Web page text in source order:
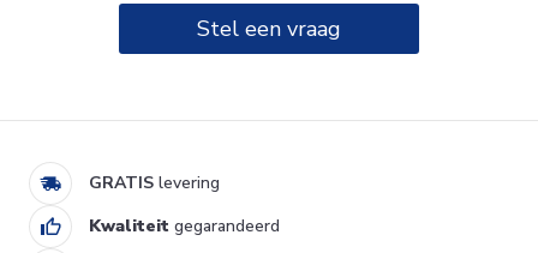
SUN WASTAFEL 400X400
Stel een vraag
GRATIS levering
Kwaliteit gegarandeerd